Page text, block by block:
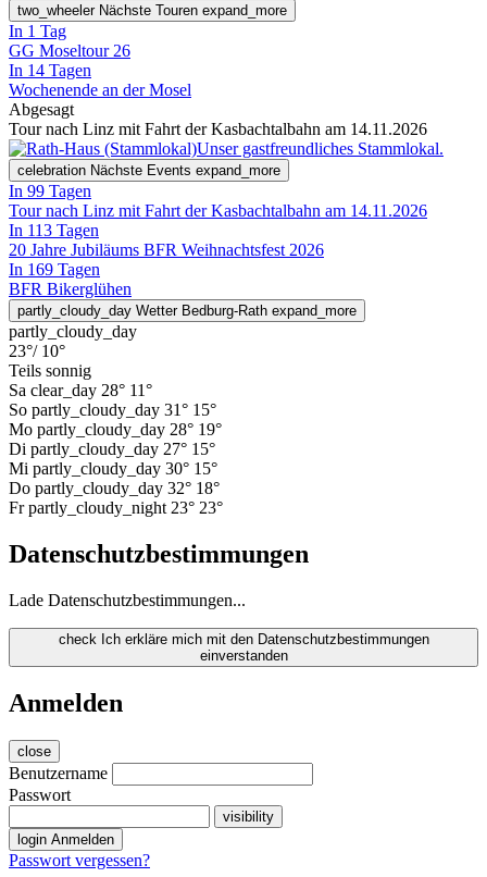
two_wheeler Nächste Touren expand_more
In 1 Tag
GG Moseltour 26
In 14 Tagen
Wochenende an der Mosel
Abgesagt
Tour nach Linz mit Fahrt der Kasbachtalbahn am 14.11.2026
Unser gastfreundliches Stammlokal.
celebration Nächste Events expand_more
In 99 Tagen
Tour nach Linz mit Fahrt der Kasbachtalbahn am 14.11.2026
In 113 Tagen
20 Jahre Jubiläums BFR Weihnachtsfest 2026
In 169 Tagen
BFR Bikerglühen
partly_cloudy_day Wetter Bedburg-Rath expand_more
partly_cloudy_day
23°/ 10°
Teils sonnig
Sa clear_day 28° 11°
So partly_cloudy_day 31° 15°
Mo partly_cloudy_day 28° 19°
Di partly_cloudy_day 27° 15°
Mi partly_cloudy_day 30° 15°
Do partly_cloudy_day 32° 18°
Fr partly_cloudy_night 23° 23°
Datenschutzbestimmungen
Lade Datenschutzbestimmungen...
check Ich erkläre mich mit den Datenschutzbestimmungen
einverstanden
Anmelden
close
Benutzername
Passwort
visibility
login Anmelden
Passwort vergessen?